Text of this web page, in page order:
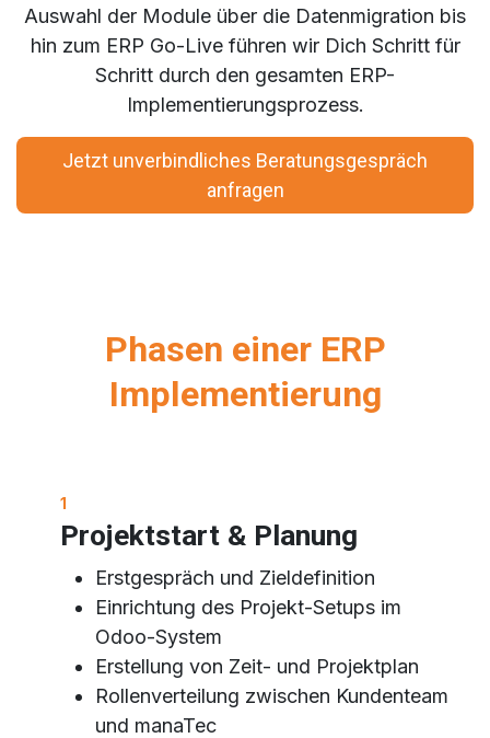
Auswahl der Module über die Datenmigration bis
hin zum ERP Go-Live führen wir Dich Schritt für
Schritt durch den gesamten ERP-
Implementierungsprozess.
Jetzt unverbindliches Beratungsgespräch
anfragen
Phasen einer ERP
Implementierung
1
Projektstart & Planung
Erstgespräch und Zieldefinition
Einrichtung des Projekt-Setups im
Odoo-System
Erstellung von Zeit- und Projektplan
Rollenverteilung zwischen Kundenteam
und manaTec